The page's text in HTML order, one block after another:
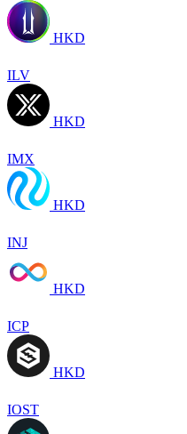
HKD
ILV
HKD
IMX
HKD
INJ
HKD
ICP
HKD
IOST